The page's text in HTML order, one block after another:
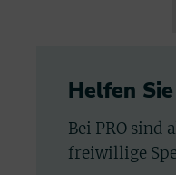
Helfen
Bei PRO sind
freiwillige